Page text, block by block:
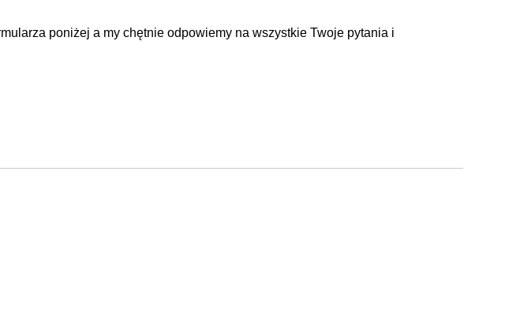
poniżej a my chętnie odpowiemy na wszystkie Twoje pytania i